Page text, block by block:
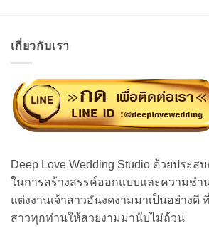
เกี่ยวกับเรา
Deep Love Wedding Studio ด้วยประส
ในการสร้างสรรค์ออกแบบและความชำ
แต่งงานเจ้าสาวอันงดงามมาเป็นอย่างดี
สาวทุกท่านให้สวยงามมานับไม่ถ้วน